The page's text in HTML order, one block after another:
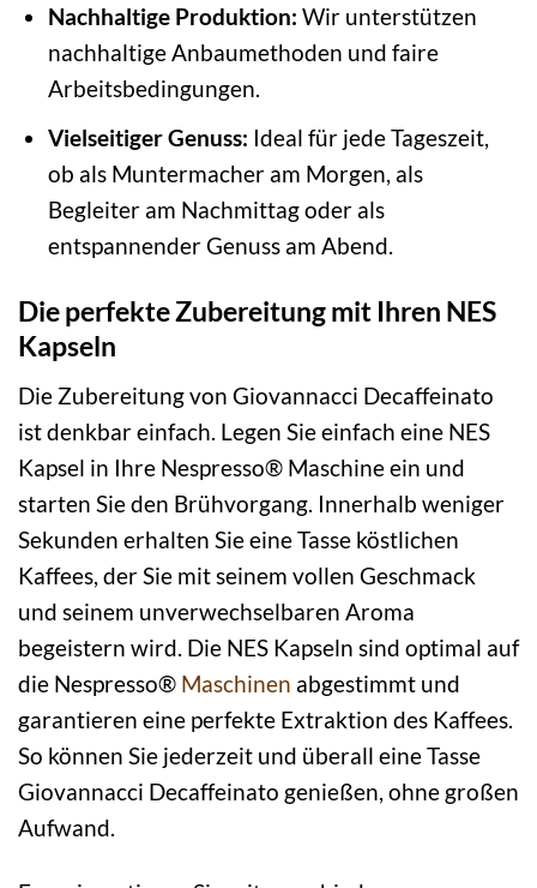
Nachhaltige Produktion: Wir unterstützen
nachhaltige Anbaumethoden und faire
Arbeitsbedingungen.
Vielseitiger Genuss: Ideal für jede Tageszeit,
ob als Muntermacher am Morgen, als
Begleiter am Nachmittag oder als
entspannender Genuss am Abend.
Die perfekte Zubereitung mit Ihren NES
Kapseln
Die Zubereitung von Giovannacci Decaffeinato
ist denkbar einfach. Legen Sie einfach eine NES
Kapsel in Ihre Nespresso® Maschine ein und
starten Sie den Brühvorgang. Innerhalb weniger
Sekunden erhalten Sie eine Tasse köstlichen
Kaffees, der Sie mit seinem vollen Geschmack
und seinem unverwechselbaren Aroma
begeistern wird. Die NES Kapseln sind optimal auf
die Nespresso® Maschinen abgestimmt und
garantieren eine perfekte Extraktion des Kaffees.
So können Sie jederzeit und überall eine Tasse
Giovannacci Decaffeinato genießen, ohne großen
Aufwand.